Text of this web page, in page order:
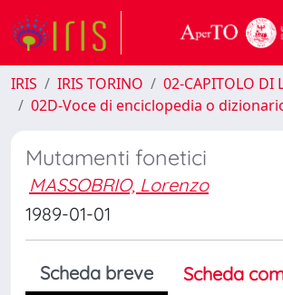
IRIS IRIS TORINO
02-CAPITOLO DI
02D-Voce di enciclopedia o
Mutamenti fonetici
MASSOBRIO, Lorenzo
1989-01-01
Scheda breve
Scheda